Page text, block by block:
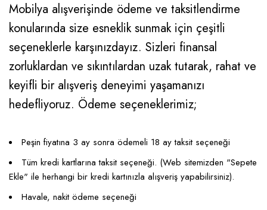
Mobilya alışverişinde ödeme ve taksitlendirme
konularında size esneklik sunmak için çeşitli
seçeneklerle karşınızdayız. Sizleri finansal
zorluklardan ve sıkıntılardan uzak tutarak, rahat ve
keyifli bir alışveriş deneyimi yaşamanızı
hedefliyoruz. Ödeme seçeneklerimiz;
Peşin fiyatına 3 ay sonra ödemeli 18 ay taksit seçeneği
Tüm kredi kartlarına taksit seçeneği. (Web sitemizden "Sepete
Ekle" ile herhangi bir kredi kartınızla alışveriş yapabilirsiniz).
Havale, nakit ödeme seçeneği